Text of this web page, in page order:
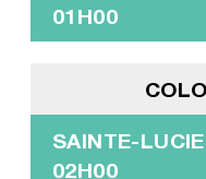
01H00
SAINTE-
02H00